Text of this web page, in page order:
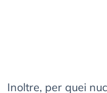
Inoltre, per quei